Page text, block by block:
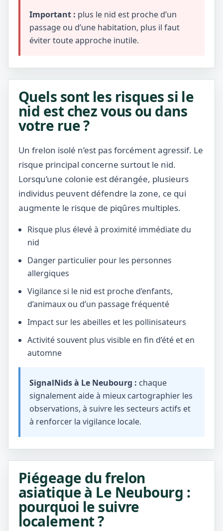
Important : plus le nid est proche d’un
passage ou d’une habitation, plus il faut
éviter toute approche inutile.
Quels sont les risques si le
nid est chez vous ou dans
votre rue ?
Un frelon isolé n’est pas forcément agressif. Le
risque principal concerne surtout le nid.
Lorsqu’une colonie est dérangée, plusieurs
individus peuvent défendre la zone, ce qui
augmente le risque de piqûres multiples.
Risque plus élevé à proximité immédiate du
nid
Danger particulier pour les personnes
allergiques
Vigilance si le nid est proche d’enfants,
d’animaux ou d’un passage fréquenté
Impact sur les abeilles et les pollinisateurs
Activité souvent plus visible en fin d’été et en
automne
SignalNids à Le Neubourg : chaque
signalement aide à mieux cartographier les
observations, à suivre les secteurs actifs et
à renforcer la vigilance locale.
Piégeage du frelon
asiatique à Le Neubourg :
pourquoi le suivre
localement ?